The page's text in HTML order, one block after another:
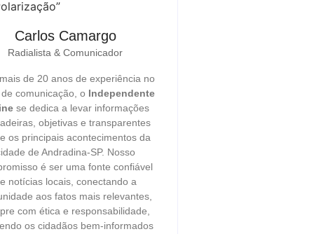
Carlos Camargo
Radialista & Comunicador
de 20 anos de experiência no
comunicação, o Independente
se dedica a levar informações
objetivas e transparentes
os principais acontecimentos da
de Andradina-SP. Nosso
é ser uma fonte confiável
notícias locais, conectando a
aos fatos mais relevantes,
com ética e responsabilidade,
os cidadãos bem-informados